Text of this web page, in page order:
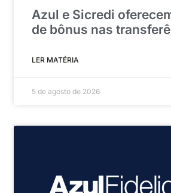
Azul e Sicredi
de bônus nas
LER MATÉRIA
5 de agosto de 2026